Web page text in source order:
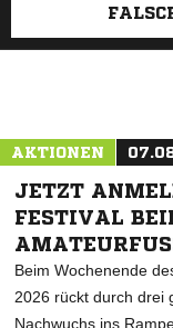
AKTIONEN
JETZT
ESTIVAL BEIM
Beim Wochenende
2026 rückt durch drei
Nachwuchs ins